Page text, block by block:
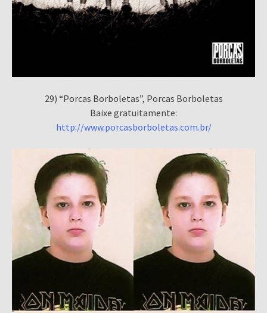
29) “Porcas Borboletas”, Porcas Borboletas
Baixe gratuitamente:
http://www.porcasborboletas.com.br/